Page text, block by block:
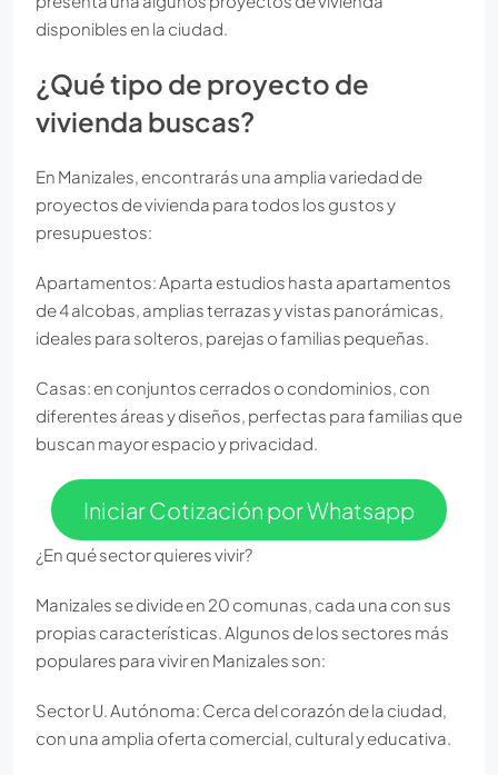
disponibles en la ciudad.
¿Qué tipo de proyecto de
vivienda buscas?
En Manizales, encontrarás una amplia variedad de
proyectos de vivienda para todos los gustos y
presupuestos:
Apartamentos: Aparta estudios hasta apartamentos
de 4 alcobas, amplias terrazas y vistas panorámicas,
ideales para solteros, parejas o familias pequeñas.
Casas: en conjuntos cerrados o condominios, con
diferentes áreas y diseños, perfectas para familias que
buscan mayor espacio y privacidad.
Iniciar Cotización por Whatsapp
¿En qué sector quieres vivir?
Manizales se divide en 20 comunas, cada una con sus
propias características. Algunos de los sectores más
populares para vivir en Manizales son:
Sector U. Autónoma: Cerca del corazón de la ciudad,
con una amplia oferta comercial, cultural y educativa.